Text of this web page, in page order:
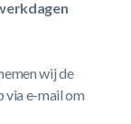
wij de
via e-mail om